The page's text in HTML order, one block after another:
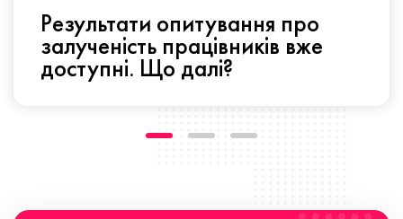
Результати опитування про
залученість працівників вже
доступні. Що далі?